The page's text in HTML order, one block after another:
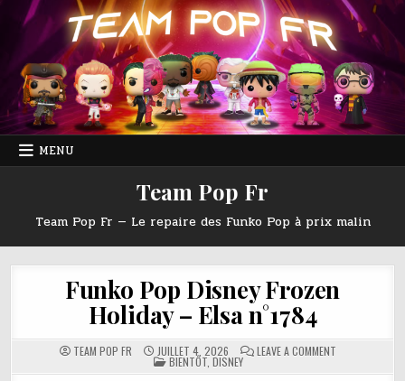
content
MENU
Team Pop Fr
Team Pop Fr — Le repaire des Funko Pop à prix malin
Funko Pop Disney Frozen
Holiday – Elsa n°1784
TEAM POP FR JUILLET 4, 2026 LEAVE A COMMENT
POP
POSTED
IN
BIENTÔT, DISNEY